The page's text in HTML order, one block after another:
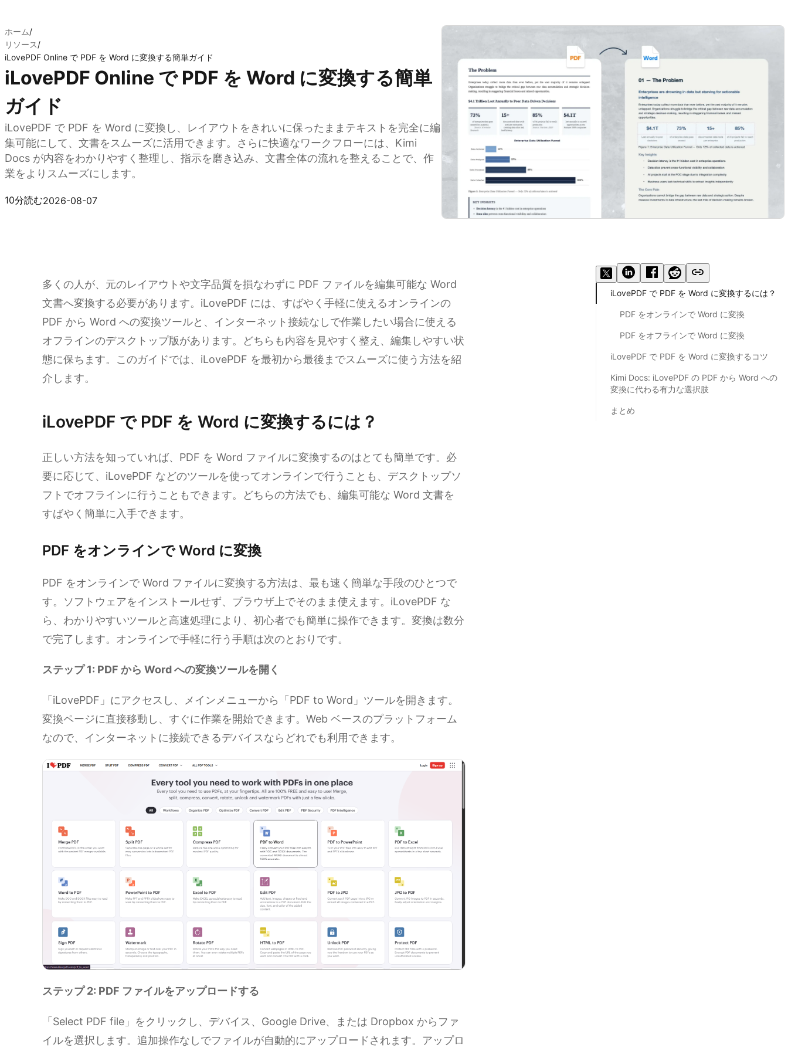
ホーム/
リソース/
iLovePDF Online で PDF を Word に変換する簡単ガイド
iLovePDF Online で PDF を Word に変換する簡単
ガイド
iLovePDF で PDF を Word に変換し、レイアウトをきれいに保ったままテキストを完全に編
集可能にして、文書をスムーズに活用できます。さらに快適なワークフローには、Kimi
Docs が内容をわかりやすく整理し、指示を磨き込み、文書全体の流れを整えることで、作
業をよりスムーズにします。
10分読む2026-08-07
多くの人が、元のレイアウトや文字品質を損なわずに PDF ファイルを編集可能な Word
文書へ変換する必要があります。iLovePDF には、すばやく手軽に使えるオンラインの
PDF から Word への変換ツールと、インターネット接続なしで作業したい場合に使える
オフラインのデスクトップ版があります。どちらも内容を見やすく整え、編集しやすい状
態に保ちます。このガイドでは、iLovePDF を最初から最後までスムーズに使う方法を紹
介します。
iLovePDF で PDF を Word に変換するには？
正しい方法を知っていれば、PDF を Word ファイルに変換するのはとても簡単です。必
要に応じて、iLovePDF などのツールを使ってオンラインで行うことも、デスクトップソ
フトでオフラインに行うこともできます。どちらの方法でも、編集可能な Word 文書を
すばやく簡単に入手できます。
PDF をオンラインで Word に変換
PDF をオンラインで Word ファイルに変換する方法は、最も速く簡単な手段のひとつで
す。ソフトウェアをインストールせず、ブラウザ上でそのまま使えます。iLovePDF な
ら、わかりやすいツールと高速処理により、初心者でも簡単に操作できます。変換は数分
で完了します。オンラインで手軽に行う手順は次のとおりです。
ステップ 1: PDF から Word への変換ツールを開く
「iLovePDF」にアクセスし、メインメニューから「PDF to Word」ツールを開きます。
変換ページに直接移動し、すぐに作業を開始できます。Web ベースのプラットフォーム
なので、インターネットに接続できるデバイスならどれでも利用できます。
ステップ 2: PDF ファイルをアップロードする
「Select PDF file」をクリックし、デバイス、Google Drive、または Dropbox からファ
イルを選択します。追加操作なしでファイルが自動的にアップロードされます。アップロ
iLovePDF で PDF を Word に変換するには？
PDF をオンラインで Word に変換
PDF をオフラインで Word に変換
iLovePDF で PDF を Word に変換するコツ
Kimi Docs: iLovePDF の PDF から Word への
変換に代わる有力な選択肢
まとめ